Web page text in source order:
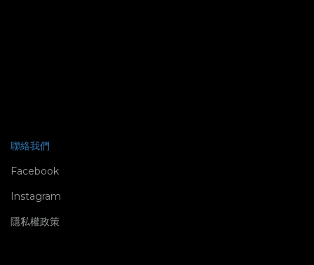
聯絡我們
Facebook
Instagram
隱私權政策